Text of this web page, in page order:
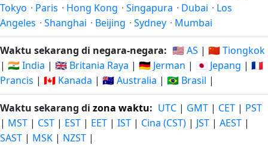
Tokyo · Paris · Hong Kong · Singapura · Dubai · Los
Angeles · Shanghai · Beijing · Sydney · Mumbai
Waktu sekarang di negara-negara: 🇺🇸 AS | 🇨🇳 Tiongkok
| 🇮🇳 India | 🇬🇧 Britania Raya | 🇩🇪 Jerman | 🇯🇵 Jepang | 🇫🇷
Prancis | 🇨🇦 Kanada | 🇦🇺 Australia | 🇧🇷 Brasil |
Waktu sekarang di zona waktu: UTC | GMT | CET | PST
| MST | CST | EST | EET | IST | Cina (CST) | JST | AEST |
SAST | MSK | NZST |